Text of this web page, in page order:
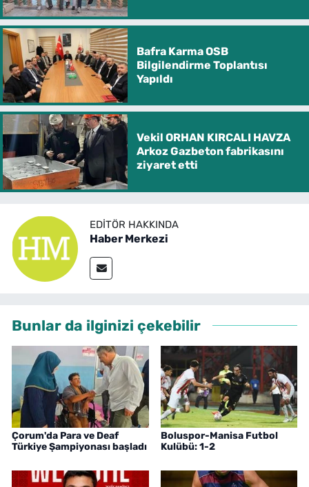
Bafra Karma OSB
Bilgilendirme Toplantısı
Yapıldı
Vekil ORHAN KIRCALI HAVZA
Arkoz Gazbeton fabrikasını
ziyaret etti
EDITÖR HAKKINDA
Haber Merkezi
Bunlar da ilginizi çekebilir
Çorum'da Para ve Deaf
Türkiye Şampiyonası başladı
Boluspor-Manisa Futbol
Kulübü: 1-2